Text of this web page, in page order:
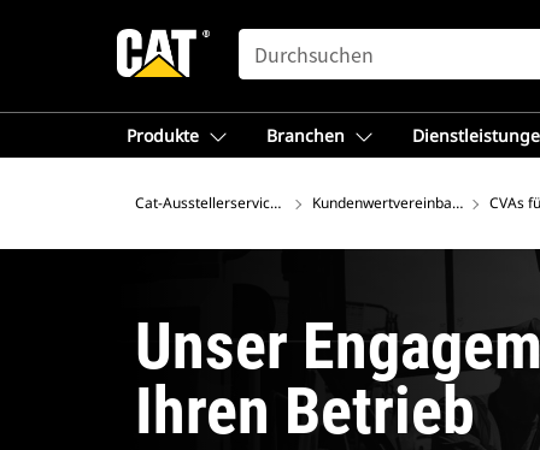
SEARCH
Produkte Branchen
Cat-Ausstellerservices auf der Bauma 2025
KundenwertvereinbarungenCVAs
Unser
Ihren Betrieb